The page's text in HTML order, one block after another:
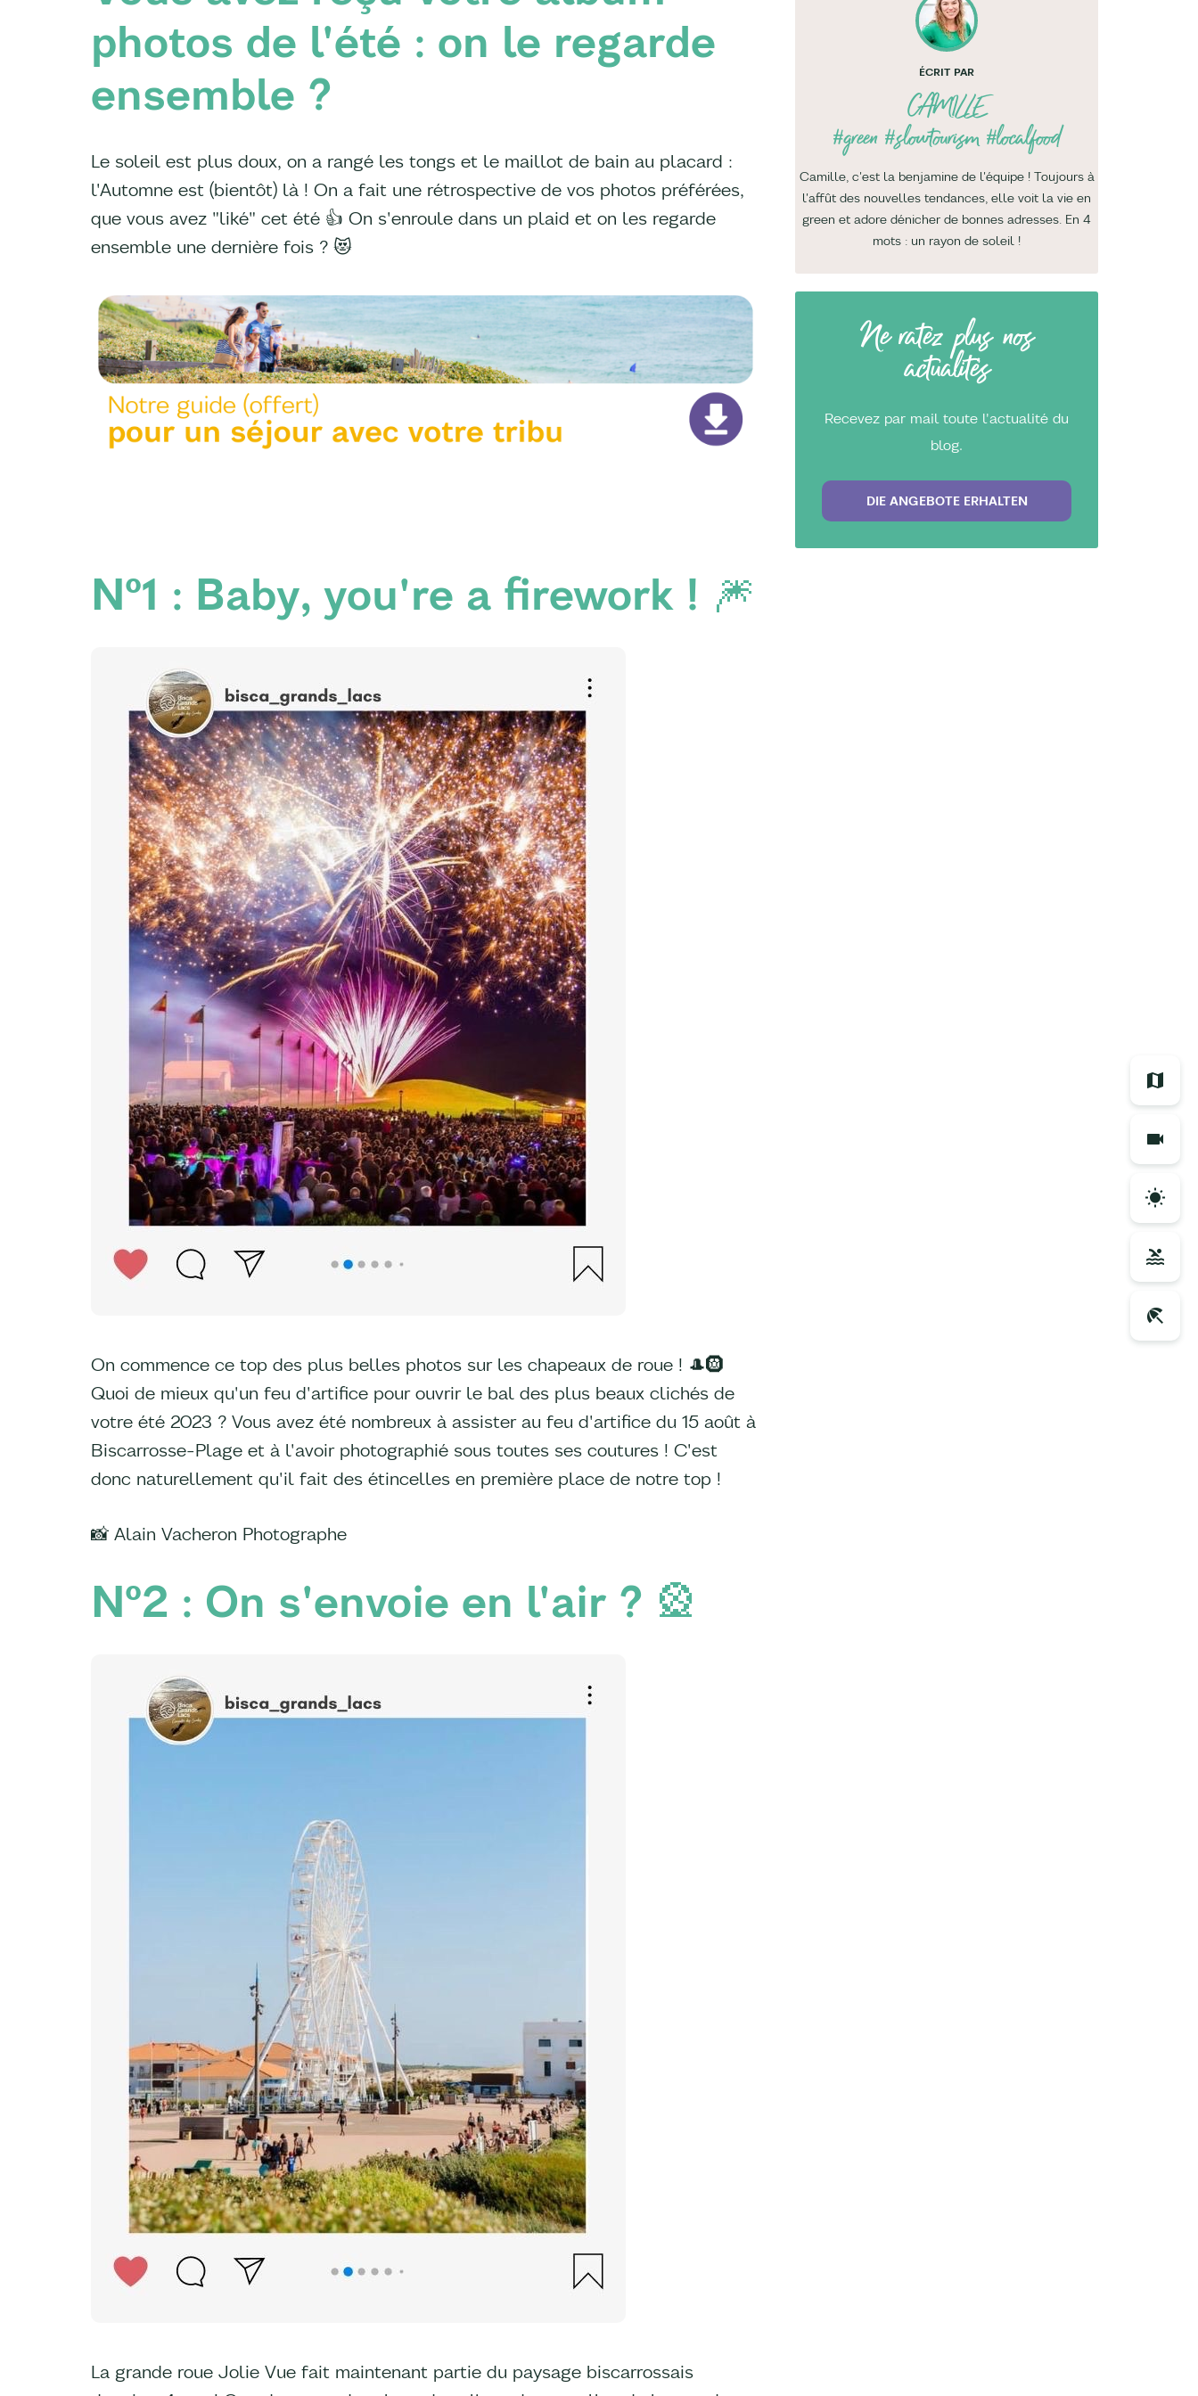
photos de l'été : on le regarde
ensemble ?
Le soleil est plus doux, on a rangé les tongs et le maillot de bain au placard :
l'Automne est (bientôt) là ! On a fait une rétrospective de vos photos préférées,
que vous avez "liké" cet été 👍 On s'enroule dans un plaid et on les regarde
ensemble une dernière fois ? 😻
N°1 : Baby, you're a firework ! 🎆
On commence ce top des plus belles photos sur les chapeaux de roue ! 🎩🛞
Quoi de mieux qu'un feu d'artifice pour ouvrir le bal des plus beaux clichés de
votre été 2023 ? Vous avez été nombreux à assister au feu d'artifice du 15 août à
Biscarrosse-Plage et à l'avoir photographié sous toutes ses coutures ! C'est
donc naturellement qu'il fait des étincelles en première place de notre top !
📸 Alain Vacheron Photographe
N°2 : On s'envoie en l'air ? 🎡
La grande roue Jolie Vue fait maintenant partie du paysage biscarrossais
ÉCRIT PAR
CAMILLE
#green #slowtourism #localfood
Camille, c'est la benjamine de l'équipe ! Toujours à
l'affût des nouvelles tendances, elle voit la vie en
green et adore dénicher de bonnes adresses. En 4
mots : un rayon de soleil !
Ne ratez plus nos
actualités
Recevez par mail toute l'actualité du
blog.
DIE ANGEBOTE ERHALTEN